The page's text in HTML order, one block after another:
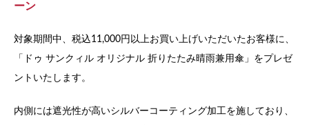
ーン
対象期間中、税込11,000円以上お買い上げいただいたお客様に、
「ドゥ サンクィル オリジナル 折りたたみ晴雨兼用傘」をプレゼ
ントいたします。
内側には遮光性が高いシルバーコーティング加工を施しており、